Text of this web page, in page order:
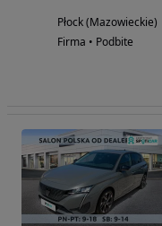
Płock (Mazowieckie)
Firma • Podbite